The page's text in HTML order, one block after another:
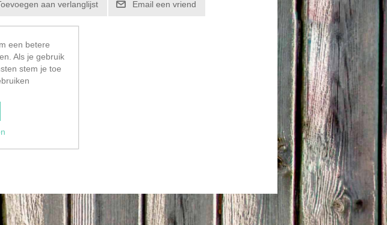
aan verlanglijst Email een vriend
een betere
Als je gebruik
stem je toe